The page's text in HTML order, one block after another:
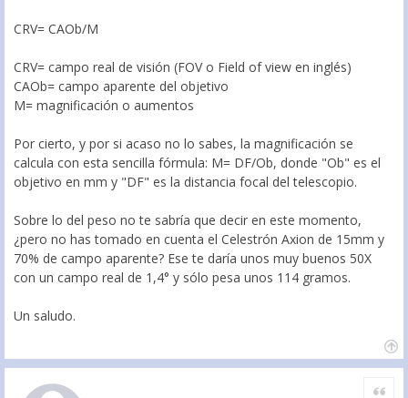
CRV= CAOb/M
CRV= campo real de visión (FOV o Field of view en inglés)
CAOb= campo aparente del objetivo
M= magnificación o aumentos
Por cierto, y por si acaso no lo sabes, la magnificación se
calcula con esta sencilla fórmula: M= DF/Ob, donde "Ob" es el
objetivo en mm y "DF" es la distancia focal del telescopio.
Sobre lo del peso no te sabría que decir en este momento,
¿pero no has tomado en cuenta el Celestrón Axion de 15mm y
70% de campo aparente? Ese te daría unos muy buenos 50X
con un campo real de 1,4° y sólo pesa unos 114 gramos.
Un saludo.
Citar